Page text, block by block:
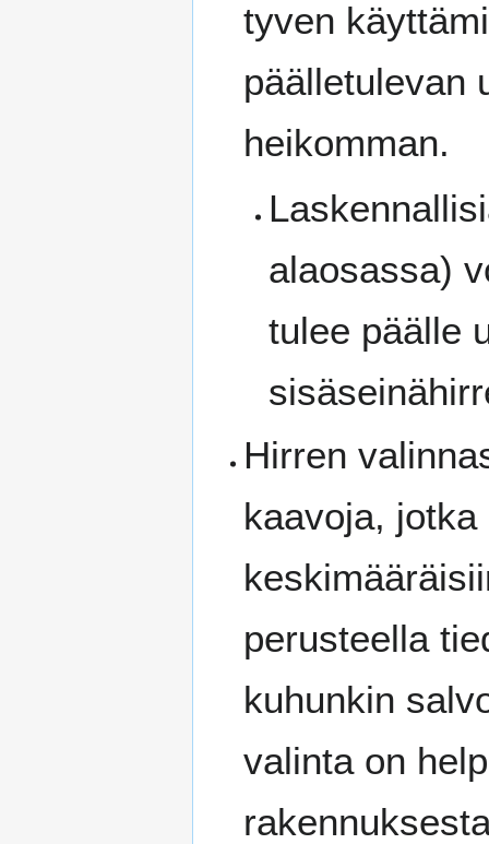
tyven
päälletulevan
heikomman.
alaosassa)
tulee päälle
Hirren
kaavoja,
perusteella
kuhunkin
valinta on